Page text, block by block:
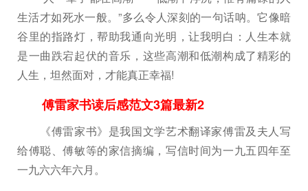
生活才如死水一般。”多么令人深刻的一句话呐。它像暗
谷里的指路灯，帮助我通向光明，让我明白：人生本就
是一曲跌宕起伏的音乐，这些高潮和低潮构成了精彩的
人生，坦然面对，才能真正幸福!
傅雷家书读后感范文3篇最新2
《傅雷家书》是我国文学艺术翻译家傅雷及夫人写
给傅聪、傅敏等的家信摘编，写信时间为一九五四年至
一九六六年六月。